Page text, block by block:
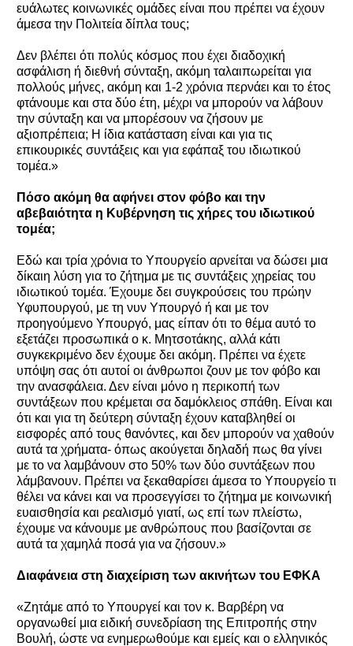
ευάλωτες κοινωνικές ομάδες είναι που πρέπει να έχουν
άμεσα την Πολιτεία δίπλα τους;
Δεν βλέπει ότι πολύς κόσμος που έχει διαδοχική
ασφάλιση ή διεθνή σύνταξη, ακόμη ταλαιπωρείται για
πολλούς μήνες, ακόμη και 1-2 χρόνια περνάει και το έτος
φτάνουμε και στα δύο έτη, μέχρι να μπορούν να λάβουν
την σύνταξη και να μπορέσουν να ζήσουν με
αξιοπρέπεια; Η ίδια κατάσταση είναι και για τις
επικουρικές συντάξεις και για εφάπαξ του ιδιωτικού
τομέα.»
Πόσο ακόμη θα αφήνει στον φόβο και την
αβεβαιότητα η Κυβέρνηση τις χήρες του ιδιωτικού
τομέα;
Εδώ και τρία χρόνια το Υπουργείο αρνείται να δώσει μια
δίκαιη λύση για το ζήτημα με τις συντάξεις χηρείας του
ιδιωτικού τομέα. Έχουμε δει συγκρούσεις του πρώην
Υφυπουργού, με τη νυν Υπουργό ή και με τον
προηγούμενο Υπουργό, μας είπαν ότι το θέμα αυτό το
εξετάζει προσωπικά ο κ. Μητσοτάκης, αλλά κάτι
συγκεκριμένο δεν έχουμε δει ακόμη. Πρέπει να έχετε
υπόψη σας ότι αυτοί οι άνθρωποι ζουν με τον φόβο και
την ανασφάλεια. Δεν είναι μόνο η περικοπή των
συντάξεων που κρέμεται σα δαμόκλειος σπάθη. Είναι και
ότι και για τη δεύτερη σύνταξη έχουν καταβληθεί οι
εισφορές από τους θανόντες, και δεν μπορούν να χαθούν
αυτά τα χρήματα- όπως ακούγεται δηλαδή πως θα γίνει
με το να λαμβάνουν στο 50% των δύο συντάξεων που
λάμβανουν. Πρέπει να ξεκαθαρίσει άμεσα το Υπουργείο τι
θέλει να κάνει και να προσεγγίσει το ζήτημα με κοινωνική
ευαισθησία και ρεαλισμό γιατί, ως επί των πλείστω,
έχουμε να κάνουμε με ανθρώπους που βασίζονται σε
αυτά τα χαμηλά ποσά για να ζήσουν.»
Διαφάνεια στη διαχείριση των ακινήτων του ΕΦΚΑ
«Ζητάμε από το Υπουργεί και τον κ. Βαρβέρη να
οργανωθεί μια ειδική συνεδρίαση της Επιτροπής στην
Βουλή, ώστε να ενημερωθούμε και εμείς και ο ελληνικός